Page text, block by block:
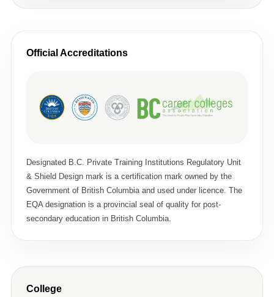
Official Accreditations
Designated B.C. Private Training Institutions Regulatory Unit
& Shield Design mark is a certification mark owned by the
Government of British Columbia and used under licence. The
EQA designation is a provincial seal of quality for post-
secondary education in British Columbia.
College